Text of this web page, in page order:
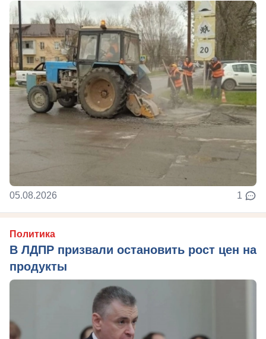
05.08.2026 1
Политика
В ЛДПР призвали остановить рост цен на
продукты